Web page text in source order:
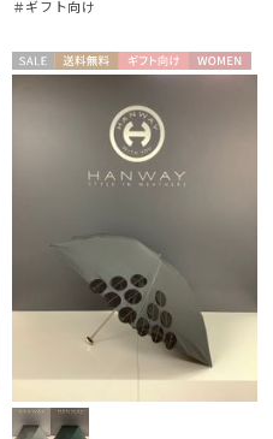
＃ギフト向け
セー 送料無 ギフト
向け
WOME